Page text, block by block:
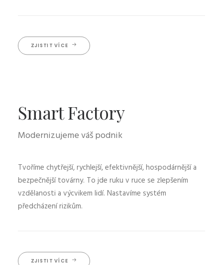
ZJISTIT VÍCE
Smart Factory
Modernizujeme váš podnik
Tvoříme chytřejší, rychlejší, efektivnější, hospodárnější a
bezpečnější továrny. To jde ruku v ruce se zlepšením
vzdělanosti a výcvikem lidí. Nastavíme systém
předcházení rizikům.
ZJISTIT VÍCE